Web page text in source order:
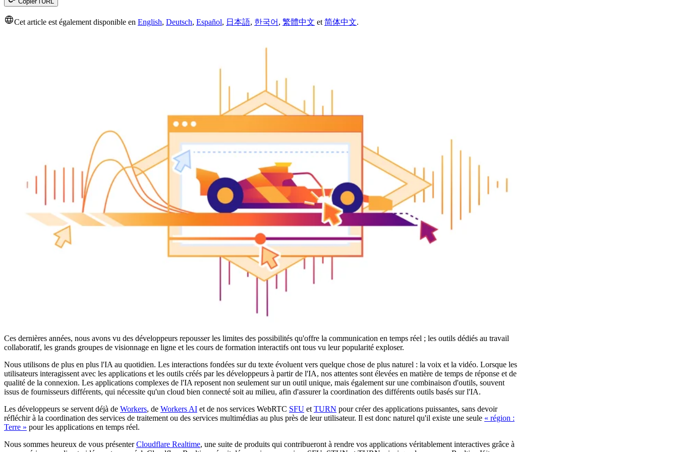
Cet article est également disponible en English, Deutsch, Español, 日本語, 한국어 , 繁體中文 et 简体中文.
Ces dernières années, nous avons vu des développeurs repousser les limites des possibilités qu'offre la communication en temps réel ; les outils dédiés au travail
collaboratif, les grands groupes de visionnage en ligne et les cours de formation interactifs ont tous vu leur popularité exploser.
Nous utilisons de plus en plus l'IA au quotidien. Les interactions fondées sur du texte évoluent vers quelque chose de plus naturel : la voix et la vidéo. Lorsque les
utilisateurs interagissent avec les applications et les outils créés par les développeurs à partir de l'IA, nos attentes sont élevées en matière de temps de réponse et de
qualité de la connexion. Les applications complexes de l'IA reposent non seulement sur un outil unique, mais également sur une combinaison d'outils, souvent
issus de fournisseurs différents, qui nécessite qu'un cloud bien connecté soit au milieu, afin d'assurer la coordination des différents outils basés sur l'IA.
Les développeurs se servent déjà de Workers, de Workers AI et de nos services WebRTC SFU et TURN pour créer des applications puissantes, sans devoir
réfléchir à la coordination des services de traitement ou des services multimédias au plus près de leur utilisateur. Il est donc naturel qu'il existe une seule « région :
Terre » pour les applications en temps réel.
Nous sommes heureux de vous présenterCloudflare Realtime, une suite de produits qui contribueront à rendre vos applications véritablement interactives grâce à